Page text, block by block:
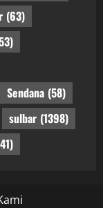
(63)
Sendana (58)
sulbar (1398)